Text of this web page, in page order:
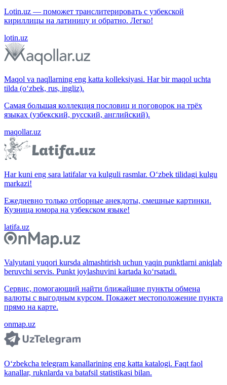
Lotin.uz — поможет транслитерировать с узбекской
кириллицы на латиницу и обратно. Легко!
lotin.uz
Maqol va naqllarning eng katta kolleksiyasi. Har bir maqol uchta
tilda (o‘zbek, rus, ingliz).
Самая большая коллекция пословиц и поговорок на трёх
языках (узбекский, русский, английский).
maqollar.uz
Har kuni eng sara latifalar va kulguli rasmlar. O‘zbek tilidagi kulgu
markazi!
Ежедневно только отборные анекдоты, смешные картинки.
Кузница юмора на узбекском языке!
latifa.uz
Valyutani yuqori kursda almashtirish uchun yaqin punktlarni aniqlab
beruvchi servis. Punkt joylashuvini kartada ko‘rsatadi.
Сервис, помогающий найти ближайшие пункты обмена
валюты с выгодным курсом. Покажет местоположение пункта
прямо на карте.
onmap.uz
O‘zbekcha telegram kanallarining eng katta katalogi. Faqt faol
kanallar, ruknlarda va batafsil statistikasi bilan.